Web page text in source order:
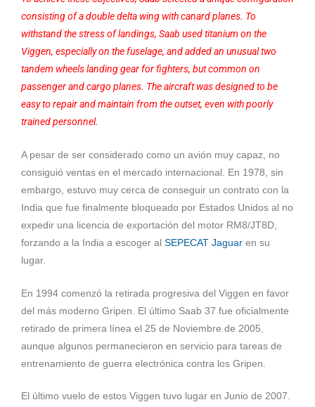
consisting of a double delta wing with canard planes. To
withstand the stress of landings, Saab used titanium on the
Viggen, especially on the fuselage, and added an unusual two
tandem wheels landing gear for fighters, but common on
passenger and cargo planes. The aircraft was designed to be
easy to repair and maintain from the outset, even with poorly
trained personnel.
A pesar de ser considerado como un avión muy capaz, no
consiguió ventas en el mercado internacional. En 1978, sin
embargo, estuvo muy cerca de conseguir un contrato con la
India que fue finalmente bloqueado por Estados Unidos al no
expedir una licencia de exportación del motor RM8/JT8D,
forzando a la India a escoger al SEPECAT Jaguar en su
lugar.
En 1994 comenzó la retirada progresiva del Viggen en favor
del más moderno Gripen. El último Saab 37 fue oficialmente
retirado de primera línea el 25 de Noviembre de 2005,
aunque algunos permanecieron en servicio para tareas de
entrenamiento de guerra electrónica contra los Gripen.
El último vuelo de estos Viggen tuvo lugar en Junio de 2007.